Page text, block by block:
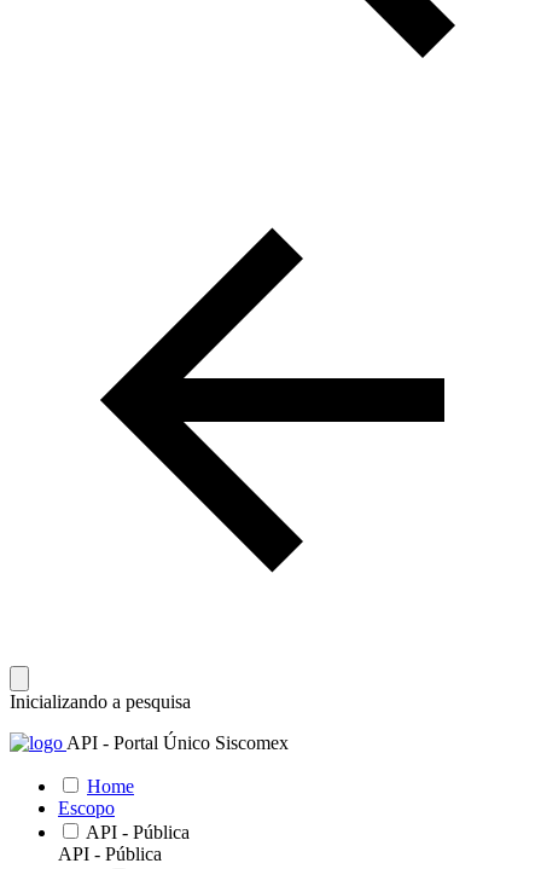
Inicializando a pesquisa
API - Portal Único Siscomex
Home
Escopo
API - Pública
API - Pública